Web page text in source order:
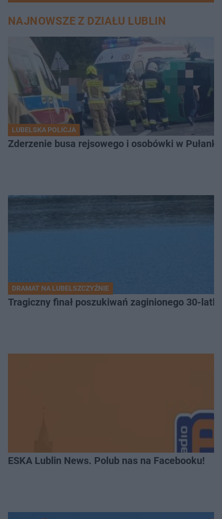
NAJNOWSZE Z DZIAŁU LUBLIN
LUBELSKA POLICJA
Zderzenie busa rejsowego i osobówki w
DRAMAT NA LUBELSZCZYŹNIE
Tragiczny finał poszukiwań zaginionego 30-
ESKA Lublin News. Polub nas na Facebooku!